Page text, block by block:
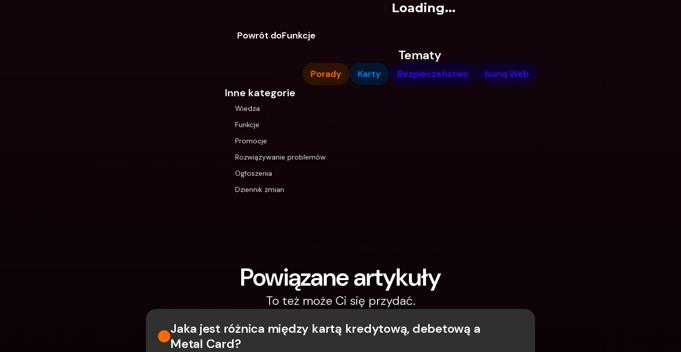
Loading...
Powrót doFunkcje
Tematy
Porady Karty Bezpieczeństwo bunq Web
Inne kategorie
Wiedza
Funkcje
Promocje
Rozwiązywanie problemów
Ogłoszenia
Dziennik zmian
Powiązane artykuły
To też może Ci się przydać.
Jaka jest różnica między kartą kredytową, debetową a
Metal Card?